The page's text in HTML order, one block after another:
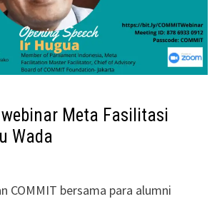
Meta Fasilitasi
Wada
COMMIT bersama para alumni